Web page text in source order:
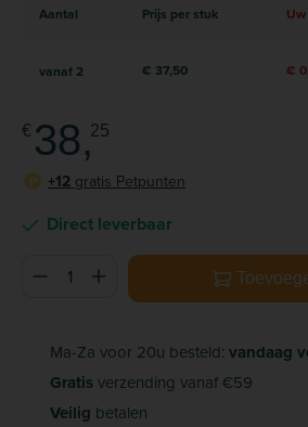
Direct leverbaar
Aantal Prijs per stuk
vanaf 2 € 37,50 €
€ 38,25
Producthoeveelheid: Voer de
P +12 gratis Petpunten
Ma-Za voor 20u besteld: vandaag
Gratisverzending vanaf €59
Veilig betalen